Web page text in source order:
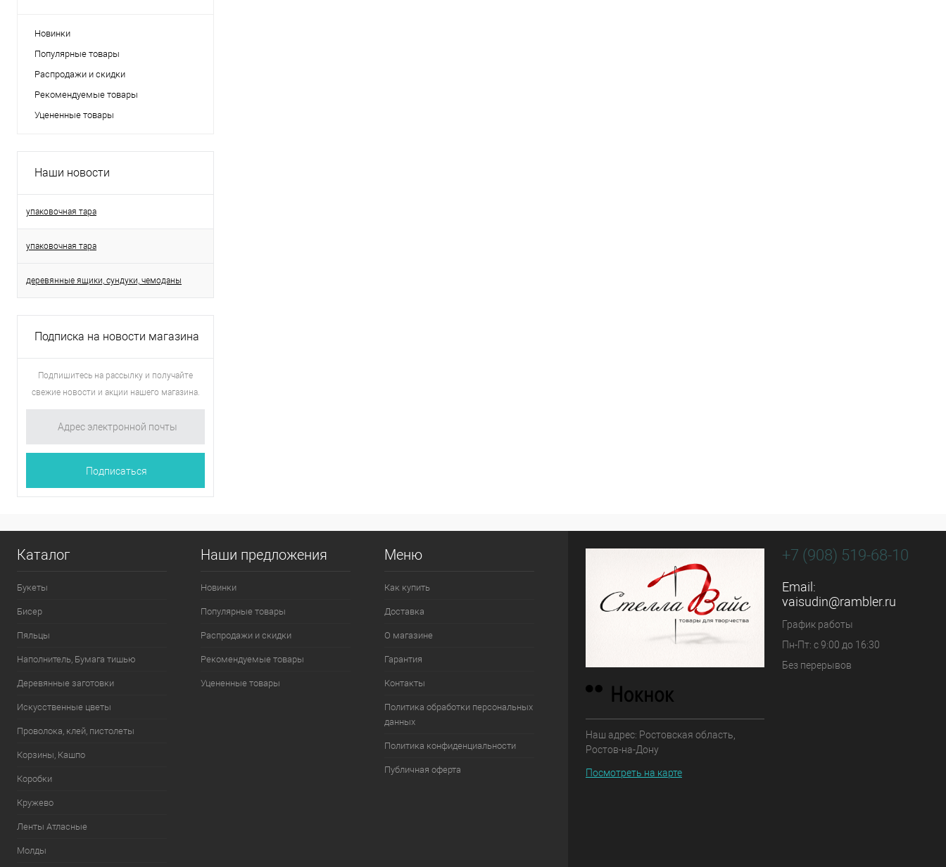
Новинки
Популярные товары
Распродажи и скидки
Рекомендуемые товары
Уцененные товары
Наши новости
упаковочная тара
упаковочная тара
деревянные ящики, сундуки, чемоданы
Подписка на новости магазина
Подпишитесь на рассылку и получайте
свежие новости и акции нашего магазина.
Каталог
Букеты
Бисер
Пяльцы
Наполнитель, Бумага тишью
Деревянные заготовки
Искусственные цветы
Проволока, клей, пистолеты
Корзины, Кашпо
Коробки
Кружево
Ленты Атласные
Молды
Наши предложения
Новинки
Популярные товары
Распродажи и скидки
Рекомендуемые товары
Уцененные товары
Меню
Как купить
Доставка
О магазине
Гарантия
Контакты
Политика обработки персональных
данных
Политика конфиденциальности
Публичная оферта
Наш адрес: Ростовская область,
Ростов-на-Дону
Посмотреть на карте
+7 (908) 519-68-10
Email:
vaisudin@rambler.ru
График работы
Пн-Пт: с 9:00 до 16:30
Без перерывов